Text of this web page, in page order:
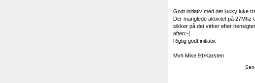
Godt initiativ med det lucky luke
Der manglede aktivitet på 27Mhz
sikker på det virker efter
aften:-(
Rigtig godt initiativ.
Mvh Mike 91/Karsten